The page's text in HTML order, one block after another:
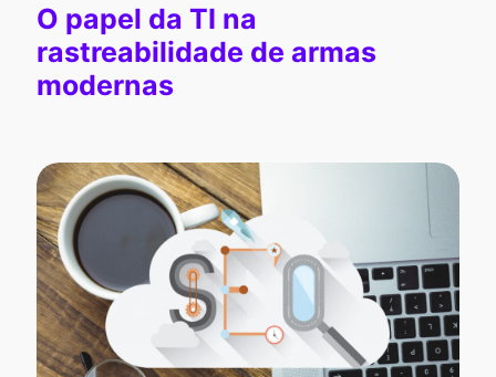
O papel da TI na
rastreabilidade de armas
modernas